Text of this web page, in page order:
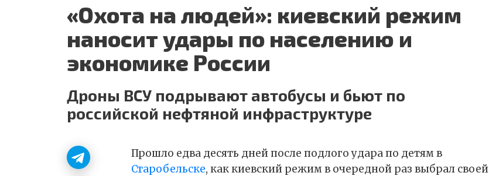
«Охота на людей»: киевский режим
наносит удары по населению и
экономике России
Дроны ВСУ подрывают автобусы и бьют по
российской нефтяной инфраструктуре
Прошло едва десять дней после подлого удара по детям в
Старобельске, как киевский режим в очередной раз выбрал своей